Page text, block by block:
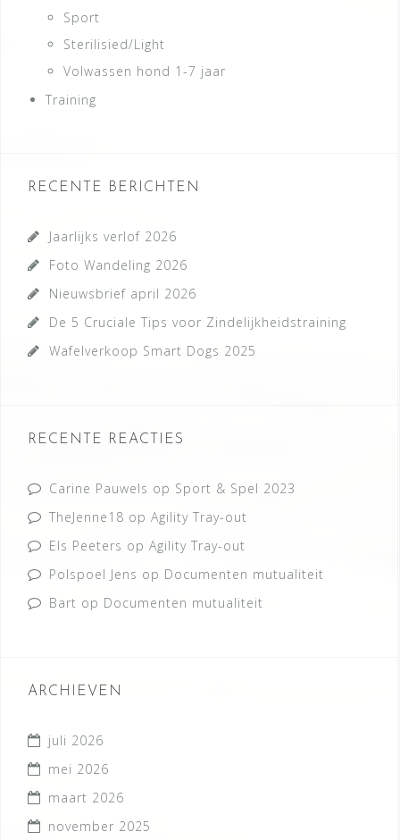
Sport
Sterilisied/Light
Volwassen hond 1-7 jaar
Training
RECENTE BERICHTEN
Jaarlijks verlof 2026
Foto Wandeling 2026
Nieuwsbrief april 2026
De 5 Cruciale Tips voor Zindelijkheidstraining
Wafelverkoop Smart Dogs 2025
RECENTE REACTIES
Carine Pauwels op Sport & Spel 2023
TheJenne18 op Agility Tray-out
Els Peeters op Agility Tray-out
Polspoel Jens op Documenten mutualiteit
Bart op Documenten mutualiteit
ARCHIEVEN
juli 2026
mei 2026
maart 2026
november 2025